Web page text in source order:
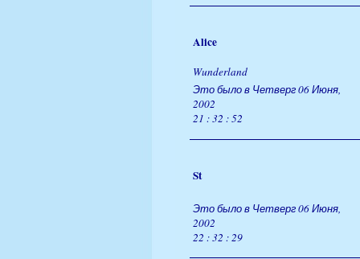
Alice
Wunderland
Это было в Четверг 06 Июня,
2002
21 : 32 : 52
St
Это было в Четверг 06 Июня,
2002
22 : 32 : 29